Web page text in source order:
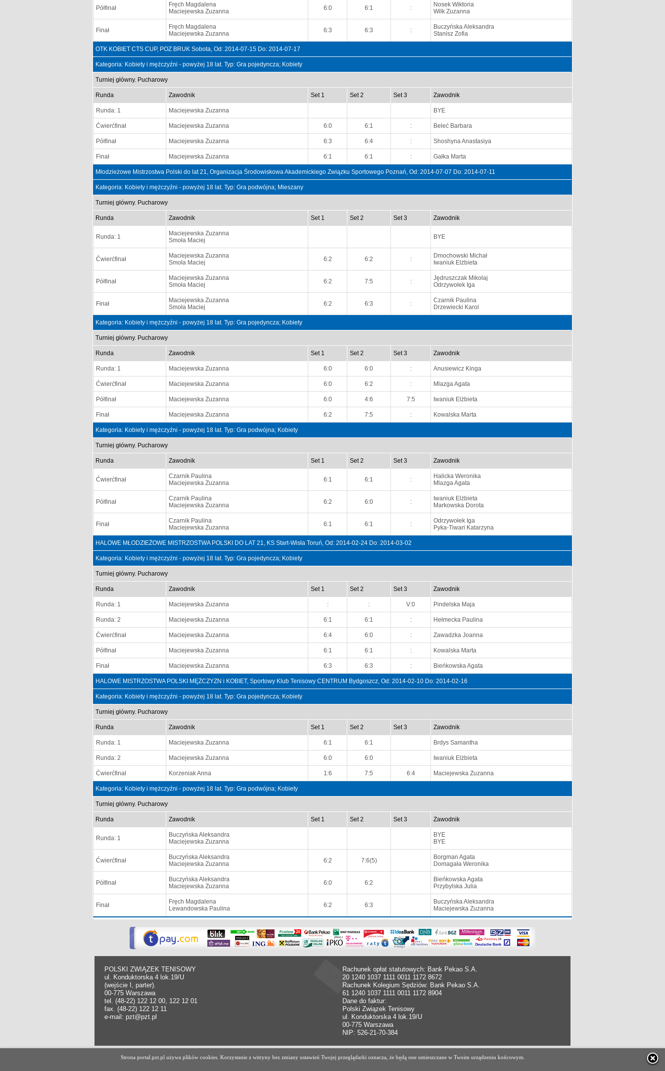
Półfinał
Fręch Magdalena
Maciejewska Zuzanna
6:0 6:1 :
Nosek Wiktoria
Wilk Zuzanna
Finał
Fręch Magdalena
Maciejewska Zuzanna
6:3 6:3 :
Buczyńska Aleksandra
Stanisz Zofia
OTK KOBIET CTS CUP, POZ BRUK Sobota, Od: 2014-07-15 Do: 2014-07-17
Kategoria: Kobiety i mężczyźni - powyżej 18 lat. Typ: Gra pojedyncza; Kobiety
Turniej główny. Pucharowy
Runda Zawodnik Set 1 Set 2 Set 3 Zawodnik
Runda: 1 Maciejewska Zuzanna BYE
Ćwierćfinał Maciejewska Zuzanna 6:0 6:1 : Beleć Barbara
Półfinał Maciejewska Zuzanna 6:3 6:4 : Shoshyna Anastasiya
Finał Maciejewska Zuzanna 6:1 6:1 : Gałka Marta
Młodzieżowe Mistrzostwa Polski do lat 21, Organizacja Środowiskowa Akademickiego Związku Sportowego Poznań, Od: 2014-07-07 Do: 2014-07-11
Kategoria: Kobiety i mężczyźni - powyżej 18 lat. Typ: Gra podwójna; Mieszany
Turniej główny. Pucharowy
Runda Zawodnik Set 1 Set 2 Set 3 Zawodnik
Runda: 1
Maciejewska Zuzanna
Smoła Maciej
BYE
Ćwierćfinał
Maciejewska Zuzanna
Smoła Maciej
6:2 6:2 :
Dmochowski Michał
Iwaniuk Elżbieta
Półfinał
Maciejewska Zuzanna
Smoła Maciej
6:2 7:5 :
Jędruszczak Mikołaj
Odrzywołek Iga
Finał
Maciejewska Zuzanna
Smoła Maciej
6:2 6:3 :
Czarnik Paulina
Drzewiecki Karol
Kategoria: Kobiety i mężczyźni - powyżej 18 lat. Typ: Gra pojedyncza; Kobiety
Turniej główny. Pucharowy
Runda Zawodnik Set 1 Set 2 Set 3 Zawodnik
Runda: 1 Maciejewska Zuzanna 6:0 6:0 : Anusiewicz Kinga
Ćwierćfinał Maciejewska Zuzanna 6:0 6:2 : Mlazga Agata
Półfinał Maciejewska Zuzanna 6:0 4:6 7:5 Iwaniuk Elżbieta
Finał Maciejewska Zuzanna 6:2 7:5 : Kowalska Marta
Kategoria: Kobiety i mężczyźni - powyżej 18 lat. Typ: Gra podwójna; Kobiety
Turniej główny. Pucharowy
Runda Zawodnik Set 1 Set 2 Set 3 Zawodnik
Ćwierćfinał
Czarnik Paulina
Maciejewska Zuzanna
6:1 6:1 :
Halicka Weronika
Mlazga Agata
Półfinał
Czarnik Paulina
Maciejewska Zuzanna
6:2 6:0 :
Iwaniuk Elżbieta
Markowska Dorota
Finał
Czarnik Paulina
Maciejewska Zuzanna
6:1 6:1 :
Odrzywołek Iga
Pyka-Tiwari Katarzyna
HALOWE MŁODZIEŻOWE MISTRZOSTWA POLSKI DO LAT 21, KS Start-Wisła Toruń, Od: 2014-02-24 Do: 2014-03-02
Kategoria: Kobiety i mężczyźni - powyżej 18 lat. Typ: Gra pojedyncza; Kobiety
Turniej główny. Pucharowy
Runda Zawodnik Set 1 Set 2 Set 3 Zawodnik
Runda: 1 Maciejewska Zuzanna : : V:0 Pindelska Maja
Runda: 2 Maciejewska Zuzanna 6:1 6:1 : Hełmecka Paulina
Ćwierćfinał Maciejewska Zuzanna 6:4 6:0 : Zawadzka Joanna
Półfinał Maciejewska Zuzanna 6:1 6:1 : Kowalska Marta
Finał Maciejewska Zuzanna 6:3 6:3 : Bieńkowska Agata
HALOWE MISTRZOSTWA POLSKI MĘŻCZYZN i KOBIET, Sportowy Klub Tenisowy CENTRUM Bydgoszcz, Od: 2014-02-10 Do: 2014-02-16
Kategoria: Kobiety i mężczyźni - powyżej 18 lat. Typ: Gra pojedyncza; Kobiety
Turniej główny. Pucharowy
Runda Zawodnik Set 1 Set 2 Set 3 Zawodnik
Runda: 1 Maciejewska Zuzanna 6:1 6:1 Brdys Samantha
Runda: 2 Maciejewska Zuzanna 6:0 6:0 Iwaniuk Elżbieta
Ćwierćfinał Korzeniak Anna 1:6 7:5 6:4 Maciejewska Zuzanna
Kategoria: Kobiety i mężczyźni - powyżej 18 lat. Typ: Gra podwójna; Kobiety
Turniej główny. Pucharowy
Runda Zawodnik Set 1 Set 2 Set 3 Zawodnik
Runda: 1
Buczyńska Aleksandra
Maciejewska Zuzanna
BYE
BYE
Ćwierćfinał
Buczyńska Aleksandra
Maciejewska Zuzanna
6:2 7:6(5)
Borgman Agata
Domagała Weronika
Półfinał
Buczyńska Aleksandra
Maciejewska Zuzanna
6:0 6:2
Bieńkowska Agata
Przybylska Julia
Finał
Fręch Magdalena
Lewandowska Paulina
6:2 6:3
Buczyńska Aleksandra
Maciejewska Zuzanna
POLSKI ZWIĄZEK TENISOWY
ul. Konduktorska 4 lok.19/U
(wejście I, parter).
00-775 Warszawa
tel. (48-22) 122 12 00, 122 12 01
fax. (48-22) 122 12 11
e-mail: pzt@pzt.pl
Rachunek opłat statutowych: Bank Pekao S.A.
20 1240 1037 1111 0011 1172 8672
Rachunek Kolegium Sędziów: Bank Pekao S.A.
61 1240 1037 1111 0011 1172 8904
Dane do faktur:
Polski Związek Tenisowy
ul. Konduktorska 4 lok.19/U
00-775 Warszawa
NIP: 526-21-70-384
Copyright Polski Związek Tenisowy.
All rights reserved
projekt i wykonanie
Strona portal.pzt.pl używa plików cookies. Korzystanie z witryny bez zmiany ustawień Twojej przeglądarki oznacza, że będą one umieszczane w Twoim urządzeniu końcowym.